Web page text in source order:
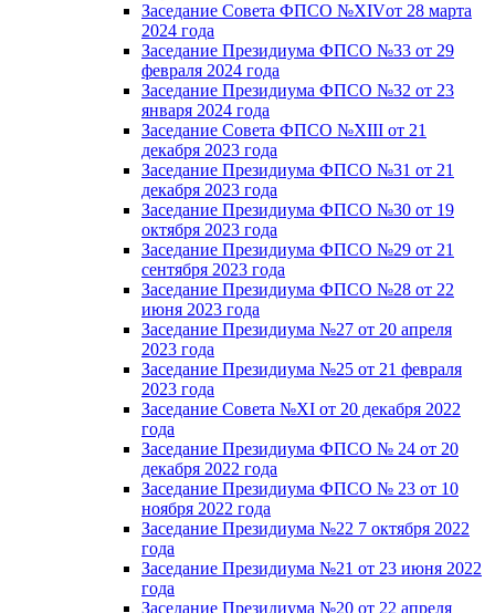
Заседание Совета ФПСО №XIVот 28 марта
2024 года
Заседание Президиума ФПСО №33 от 29
февраля 2024 года
Заседание Президиума ФПСО №32 от 23
января 2024 года
Заседание Совета ФПСО №XIII от 21
декабря 2023 года
Заседание Президиума ФПСО №31 от 21
декабря 2023 года
Заседание Президиума ФПСО №30 от 19
октября 2023 года
Заседание Президиума ФПСО №29 от 21
сентября 2023 года
Заседание Президиума ФПСО №28 от 22
июня 2023 года
Заседание Президиума №27 от 20 апреля
2023 года
Заседание Президиума №25 от 21 февраля
2023 года
Заседание Совета №XI от 20 декабря 2022
года
Заседание Президиума ФПСО № 24 от 20
декабря 2022 года
Заседание Президиума ФПСО № 23 от 10
ноября 2022 года
Заседание Президиума №22 7 октября 2022
года
Заседание Президиума №21 от 23 июня 2022
года
Заседание Президиума №20 от 22 апреля